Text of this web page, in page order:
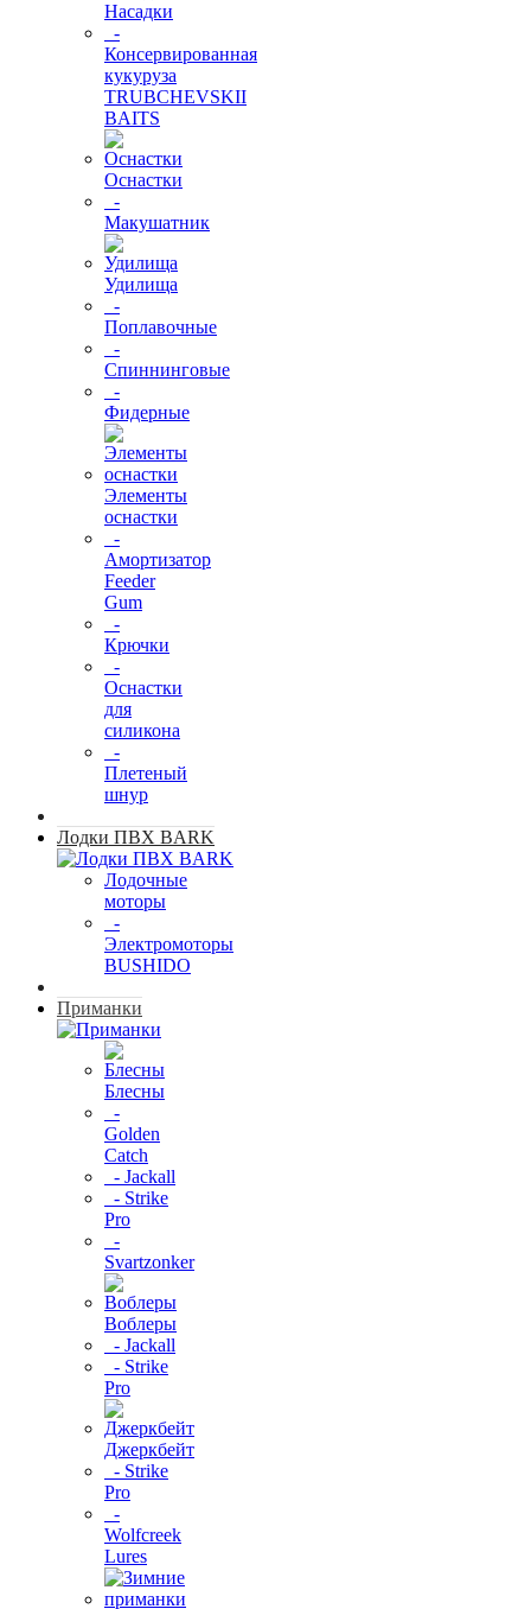
Насадки
-
Консервированная
кукуруза
TRUBCHEVSKII
BAITS
Оснастки
-
Макушатник
Удилища
-
Поплавочные
-
Спиннинговые
-
Фидерные
Элементы
оснастки
-
Амортизатор
Feeder
Gum
-
Крючки
-
Оснастки
для
силикона
-
Плетеный
шнур
Лодки ПВХ BARK
Лодочные
моторы
-
Электромоторы
BUSHIDO
Приманки
Блесны
-
Golden
Catch
- Jackall
- Strike
Pro
-
Svartzonker
Воблеры
- Jackall
- Strike
Pro
Джеркбейт
- Strike
Pro
-
Wolfcreek
Lures